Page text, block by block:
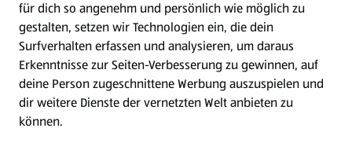
Zucchini-Rezepte
Rezepte entdecken
für dich so angenehm und persönlich wie möglich zu
gestalten, setzen wir Technologien ein, die dein
Surfverhalten erfassen und analysieren, um daraus
Erkenntnisse zur Seiten-Verbesserung zu gewinnen, auf
deine Person zugeschnittene Werbung auszuspielen und
dir weitere Dienste der vernetzten Welt anbieten zu
können.